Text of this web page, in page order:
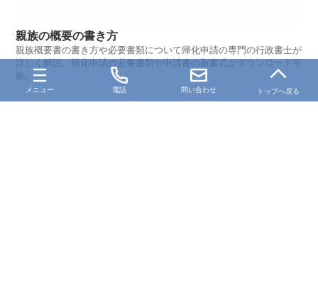
親族の概要の書き方
親族概要書の書き方や必要書類について帰化申請の専門の行政書士が
詳しく解説。帰化申請の必要書類や申請書の新書式がダウンロード可
能。
メニュー 電話 問い合わせ トップへ戻る